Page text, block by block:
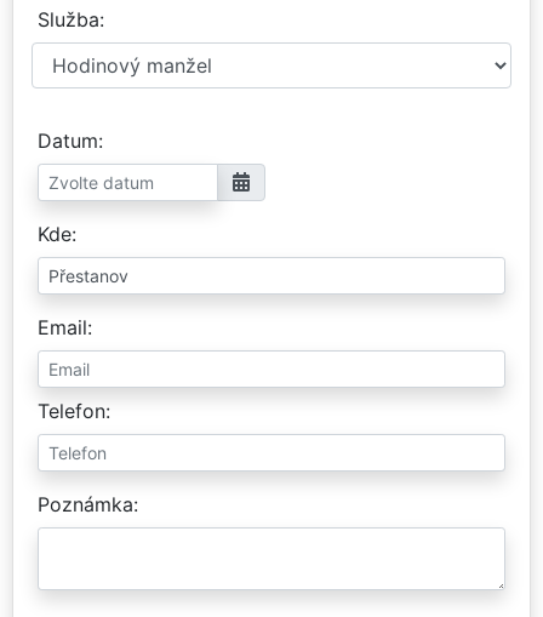
Služba
Datum
Kde
Email
Telefon
Poznámka